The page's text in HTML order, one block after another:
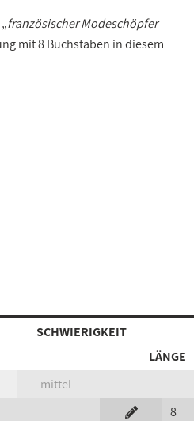
französischer Modeschöpfer
mit 8 Buchstaben in diesem
SCHWIERIGKEIT
LÄNGE
mittel
8